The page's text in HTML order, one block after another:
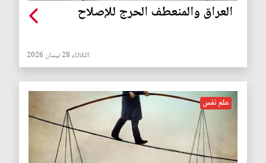
العراق والمنعطف الحرج للإصلاح
الثلاثاء 28 نيسان 2026
علم نفس